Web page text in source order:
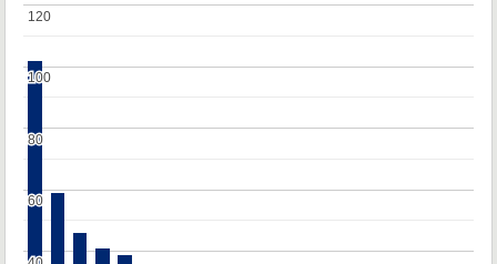
60
60
80
80
100
100
120
120